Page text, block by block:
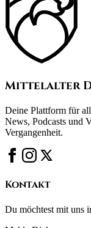
Mittelalter
Deine Plattform für
News, Podcasts und
Vergangenheit.
Kontakt
Du möchtest mit uns